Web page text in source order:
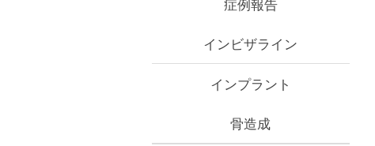
インビザライン
インプラント
骨造成